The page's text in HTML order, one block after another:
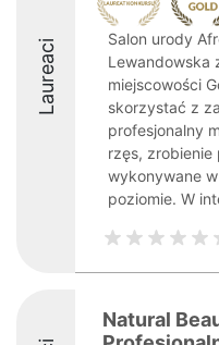
Laureaci
Salon urody
Lewandowska
miejscowości
skorzystać z
profesjonalny
rzęs, zrobienie
wykonywane
poziomie. W
Natural